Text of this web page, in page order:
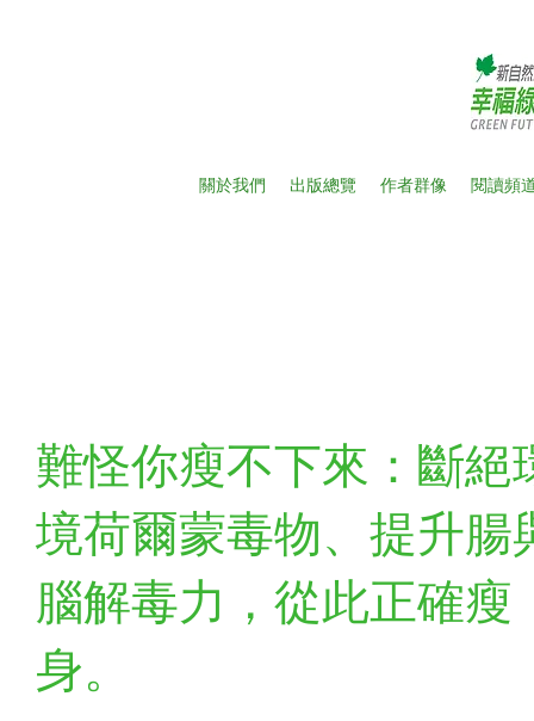
關於我們 出版總覽 作者群像 閱讀頻
難怪你瘦不下來：斷絕
境荷爾蒙毒物、提升腸
腦解毒力，從此正確瘦
身。